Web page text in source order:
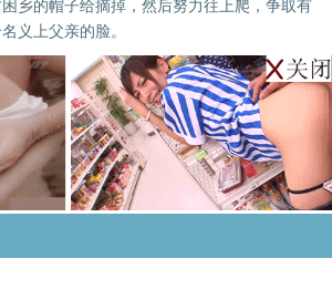
乡的帽子给摘掉，然后努力往上爬，争取有
义上父亲的脸。